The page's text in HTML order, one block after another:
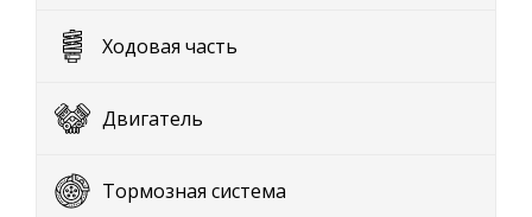
Ходовая часть
Двигатель
Тормозная система